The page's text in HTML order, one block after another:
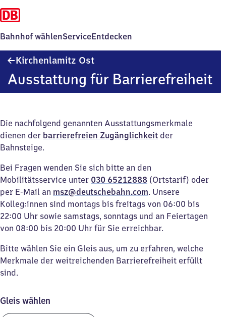
Bahnhof wählenServiceEntdecken
Kirchenlamitz Ost
Ausstattung für Barrierefreiheit
Die nachfolgend genannten Ausstattungsmerkmale
dienen der barrierefreien Zugänglichkeit der
Bahnsteige.
Bei Fragen wenden Sie sich bitte an den
Mobilitätsservice unter 030 65212888 (Ortstarif) oder
per E-Mail an msz@deutschebahn.com. Unsere
Kolleg:innen sind montags bis freitags von 06:00 bis
22:00 Uhr sowie samstags, sonntags und an Feiertagen
von 08:00 bis 20:00 Uhr für Sie erreichbar.
Bitte wählen Sie ein Gleis aus, um zu erfahren, welche
Merkmale der weitreichenden Barrierefreiheit erfüllt
sind.
Gleis wählen